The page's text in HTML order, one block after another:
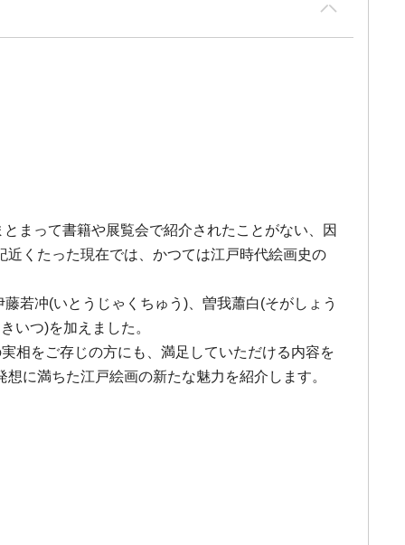
まって書籍や展覧会で紹介されたことがない、因
くたった現在では、かつては江戸時代絵画史の
若冲(いとうじゃくちゅう)、曽我蕭白(そがしょう
いつ)を加えました。
相をご存じの方にも、満足していただける内容を
に満ちた江戸絵画の新たな魅力を紹介します。